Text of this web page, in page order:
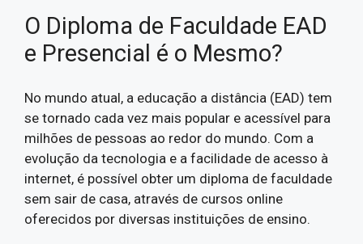
O Diploma de Faculdade EAD
e Presencial é o Mesmo?
No mundo atual, a educação a distância (EAD) tem
se tornado cada vez mais popular e acessível para
milhões de pessoas ao redor do mundo. Com a
evolução da tecnologia e a facilidade de acesso à
internet, é possível obter um diploma de faculdade
sem sair de casa, através de cursos online
oferecidos por diversas instituições de ensino.